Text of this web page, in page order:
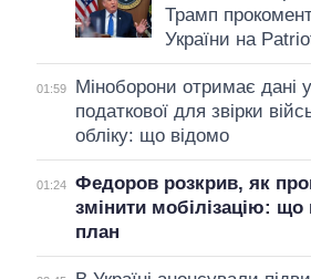
Трамп
України на
01:59
Міноборони отримає дані
податкової для звірки
обліку: що відомо
01:24
Федоров розкрив, як
змінити мобілізацію: що
план